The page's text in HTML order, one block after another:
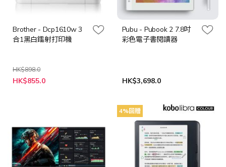
Brother - Dcp1610w 3
合1黑白鐳射打印機
HK$898.0
特
殊
HK$855.0
Pubu - Pubook 2 7.8吋
彩色電子書閱讀器
HK$3,698.0
4%回贈